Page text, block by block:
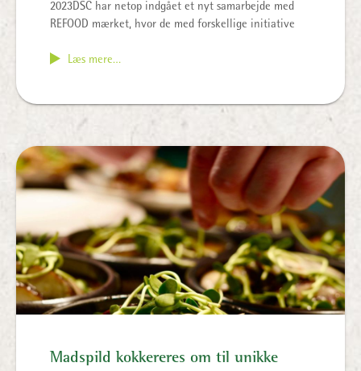
2023DSC har netop indgået et nyt samarbejde med
REFOOD mærket, hvor de med forskellige initiative
Læs mere…
Madspild kokkereres om til unikke